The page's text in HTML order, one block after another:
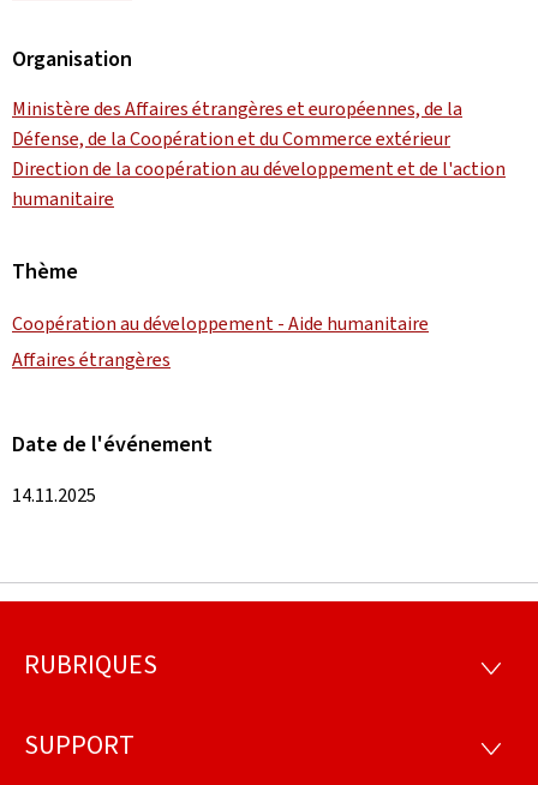
Organisation
Ministère des Affaires étrangères et européennes, de la
Défense, de la Coopération et du Commerce extérieur
Direction de la coopération au développement et de l'action
humanitaire
Thème
Coopération au développement - Aide humanitaire
Affaires étrangères
Date de l'événement
14.11.2025
Pied
page
RUBRIQUES
SUPPORT